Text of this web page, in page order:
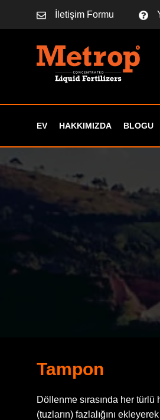
İletişim Formu
EV HAKKIMIZDA BLOGU
Tampon
Döllenme sırasında her
(tuzların) fazlalığını